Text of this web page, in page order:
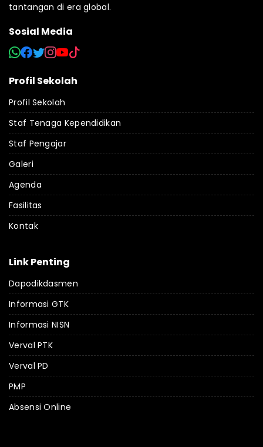
tantangan di era global.
Sosial Media
Profil Sekolah
Profil Sekolah
Staf Tenaga Kependidikan
Staf Pengajar
Galeri
Agenda
Fasilitas
Kontak
Link Penting
Dapodikdasmen
Informasi GTK
Informasi NISN
Verval PTK
Verval PD
PMP
Absensi Online